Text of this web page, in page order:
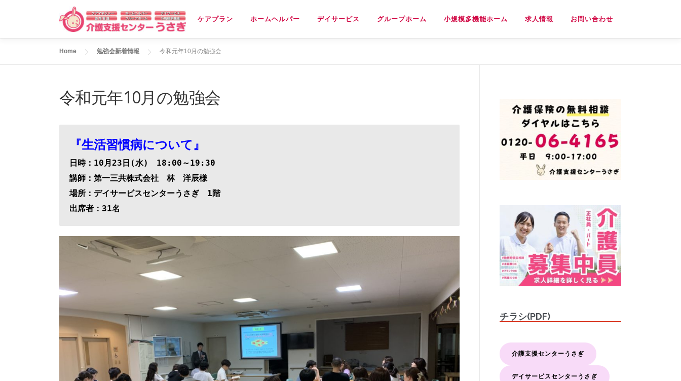
テ
ケアプラン ホームヘルパー デイサービス グループホーム 小規模多機能ホーム 求人情報 お問い合わせ
Home 勉強会新着情報 令和元年10月の勉強会
令和元年10月の勉強会
『生活習慣病について』
日時：10月23日(水)　18:00～19:30
講師：第一三共株式会社　林　洋辰様
場所：デイサービスセンターうさぎ　1階
出席者：31名
チラシ(PDF)
介護支援センターうさぎ
デイサービスセンターうさぎ